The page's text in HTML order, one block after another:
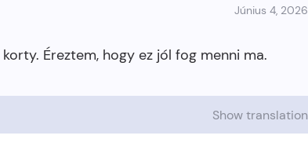
Június 4, 2026
Éreztem, hogy ez jól fog menni ma.
Show translation